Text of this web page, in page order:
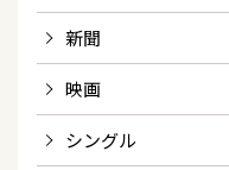
新聞
映画
シングル